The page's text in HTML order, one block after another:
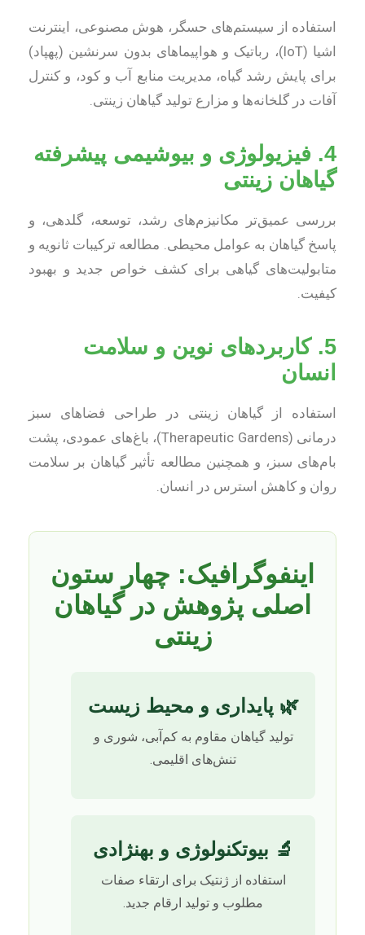
استفاده از سیستم‌های حسگر، هوش مصنوعی، اینترنت
اشیا (IoT)، رباتیک و هواپیماهای بدون سرنشین (پهپاد)
برای پایش رشد گیاه، مدیریت منابع آب و کود، و کنترل
آفات در گلخانه‌ها و مزارع تولید گیاهان زینتی.
4. فیزیولوژی و بیوشیمی پیشرفته
گیاهان زینتی
بررسی عمیق‌تر مکانیزم‌های رشد، توسعه، گلدهی، و
پاسخ گیاهان به عوامل محیطی. مطالعه ترکیبات ثانویه و
متابولیت‌های گیاهی برای کشف خواص جدید و بهبود
کیفیت.
5. کاربردهای نوین و سلامت
انسان
استفاده از گیاهان زینتی در طراحی فضاهای سبز
درمانی (Therapeutic Gardens)، باغ‌های عمودی، پشت
بام‌های سبز، و همچنین مطالعه تأثیر گیاهان بر سلامت
روان و کاهش استرس در انسان.
اینفوگرافیک: چهار ستون
اصلی پژوهش در گیاهان
زینتی
🌿 پایداری و محیط زیست
تولید گیاهان مقاوم به کم‌آبی، شوری و
تنش‌های اقلیمی.
🔬 بیوتکنولوژی و بهنژادی
استفاده از ژنتیک برای ارتقاء صفات
مطلوب و تولید ارقام جدید.